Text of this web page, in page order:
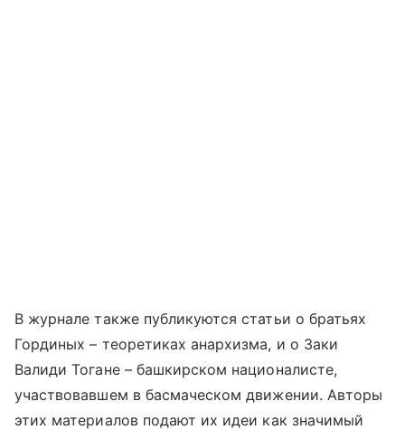
В журнале также публикуются статьи о братьях
Гординых – теоретиках анархизма, и о Заки
Валиди Тогане – башкирском националисте,
участвовавшем в басмаческом движении. Авторы
этих материалов подают их идеи как значимый